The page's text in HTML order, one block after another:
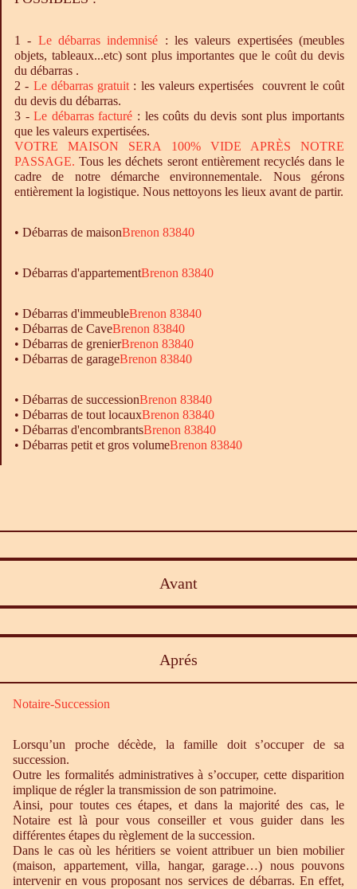
1 - Ledébarras indemnisé : les valeurs expertisées (meubles
objets, tableaux...etc) sont plus importantes que le coût du devis
du débarras .
2 - Le débarrasgratuit : les valeurs expertisées couvrent le coût
du devis du débarras.
3 -Le débarrasfacturé : les coûts du devis sont plus importants
que les valeurs expertisées.
VOTRE MAISON SERA 100% VIDE APRÈS NOTRE
PASSAGE. Tous les déchets seront entièrement recyclés dans le
cadre de notre démarche environnementale. Nous gérons
entièrement la logistique. Nous nettoyons les lieux avant de partir.
• Débarras de maisonBrenon 83840
• Débarras d'appartementBrenon 83840
• Débarras d'immeubleBrenon 83840
• Débarras de CaveBrenon 83840
• Débarras de grenierBrenon 83840
• Débarras de garageBrenon 83840
• Débarras de successionBrenon 83840
• Débarras de tout locauxBrenon 83840
• Débarras d'encombrantsBrenon 83840
• Débarras petit et gros volumeBrenon 83840
Avant
Aprés
Notaire-Succession
Lorsqu’un proche décède, la famille doit s’occuper de sa
succession.
Outre les formalités administratives à s’occuper, cette disparition
implique de régler la transmission de son patrimoine.
Ainsi, pour toutes ces étapes, et dans la majorité des cas, le
Notaire est là pour vous conseiller et vous guider dans les
différentes étapes du règlement de la succession.
Dans le cas où les héritiers se voient attribuer un bien mobilier
(maison, appartement, villa, hangar, garage…) nous pouvons
intervenir en vous proposant nos services de débarras. En effet,